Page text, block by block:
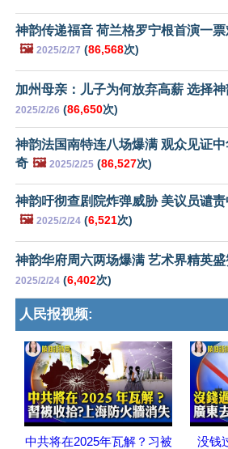
神韵传递福音 荷兰格罗宁根首演一
🖼️ 2025/2/27 (86,568次)
加州母亲：儿子为何放弃高薪 选择神
2025/2/26 (86,650次)
神韵法国南特连八场爆满 观众见证
奇 🖼️ 2025/2/25 (86,527次)
神韵吁彻查剧院炸弹威胁 美议员谴
🖼️ 2025/2/24 (6,521次)
神韵华府周六两场爆满 艺术界精英盛
2025/2/24 (6,402次)
人民报视频:
中共将在2025年瓦解？习被
没钱